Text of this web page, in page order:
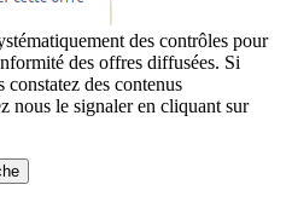
des contrôles pour
des offres diffusées. Si
constatez des contenus
nous le signaler en cliquant sur